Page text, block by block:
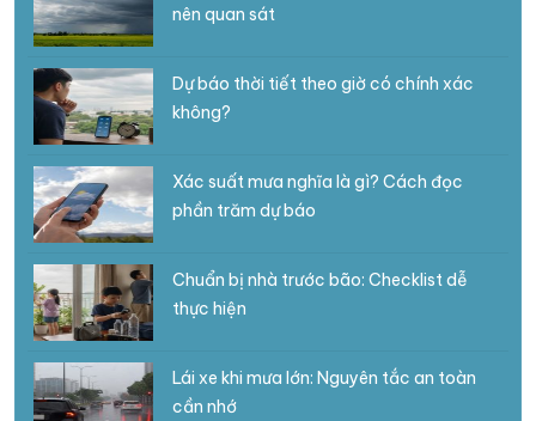
nên quan sát
Dự báo thời tiết theo giờ có chính xác
không?
Xác suất mưa nghĩa là gì? Cách đọc
phần trăm dự báo
Chuẩn bị nhà trước bão: Checklist dễ
thực hiện
Lái xe khi mưa lớn: Nguyên tắc an toàn
cần nhớ